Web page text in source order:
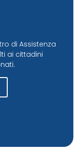
di Assistenza
ai cittadini